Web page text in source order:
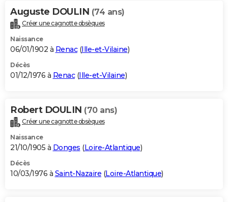
Auguste DOULIN (74 ans)
Créer une cagnotte obsèques
Naissance
06/01/1902 à Renac(Ille-et-Vilaine)
Décès
01/12/1976 à Renac(Ille-et-Vilaine)
Robert DOULIN (70 ans)
Créer une cagnotte obsèques
Naissance
21/10/1905 à Donges (Loire-Atlantique)
Décès
10/03/1976 à Saint-Nazaire (Loire-Atlantique)